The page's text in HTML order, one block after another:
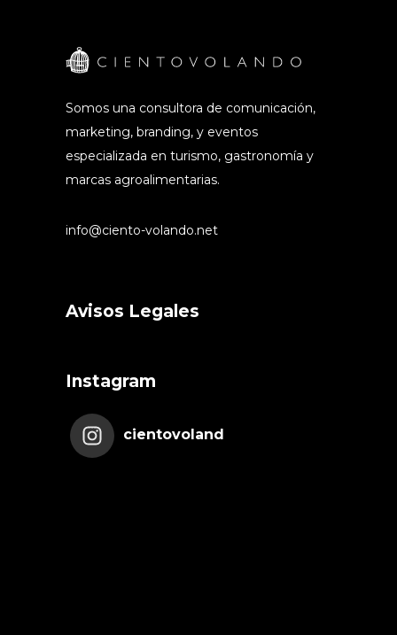
Somos una consultora de comunicación,
marketing, branding, y eventos
especializada en turismo, gastronomía y
marcas agroalimentarias.
info@ciento-volando.net
Avisos Legales
Instagram
cientovoland